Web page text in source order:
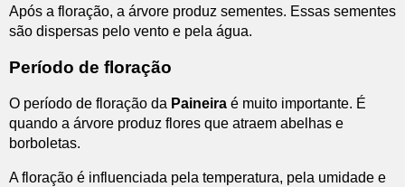
Após a floração, a árvore produz sementes. Essas sementes
são dispersas pelo vento e pela água.
Período de floração
O período de floração da Paineira é muito importante. É
quando a árvore produz flores que atraem abelhas e
borboletas.
A floração é influenciada pela temperatura, pela umidade e